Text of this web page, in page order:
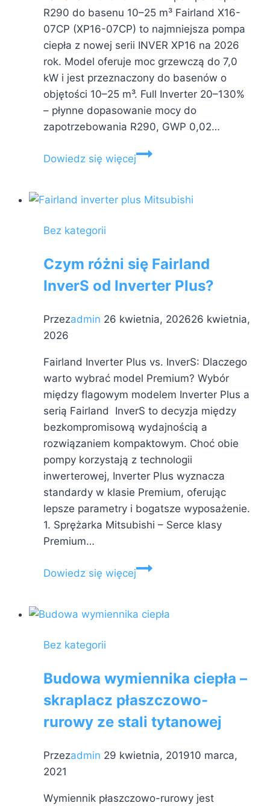
R290 do basenu 10–25 m³ Fairland X16-
07CP (XP16-07CP) to najmniejsza pompa
ciepła z nowej serii INVER XP16 na 2026
rok. Model oferuje moc grzewczą do 7,0
kW i jest przeznaczony do basenów o
objętości 10–25 m³. Full Inverter 20–130%
– płynne dopasowanie mocy do
zapotrzebowania R290, GWP 0,02…
Dowiedz się więcejFairland
7
ciepła
R290
basenu
m³
R290
Bez kategorii
Czym różni się Fairland
InverS od Inverter Plus?
Przezadmin 26 kwietnia, 202626 kwietnia,
2026
Fairland Inverter Plus vs. InverS: Dlaczego
warto wybrać model Premium? Wybór
między flagowym modelem Inverter Plus a
serią Fairland InverS to decyzja między
bezkompromisową wydajnością a
rozwiązaniem kompaktowym. Choć obie
pompy korzystają z technologii
inwerterowej, Inverter Plus wyznacza
standardy w klasie Premium, oferując
lepsze parametry i bogatsze wyposażenie.
1. Sprężarka Mitsubishi – Serce klasy
Premium…
Dowiedz się więcejCzym
Fairland
Plus?
Bez kategorii
Budowa wymiennika ciepła –
skraplacz płaszczowo-
rurowy ze stali tytanowej
Przezadmin 29 kwietnia, 201910 marca,
2021
Wymiennik płaszczowo-rurowy jest